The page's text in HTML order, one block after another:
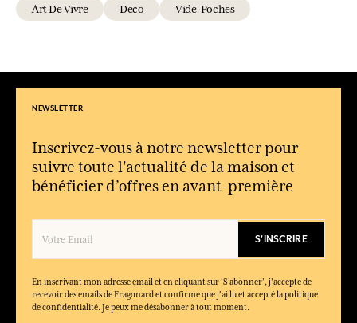
Art De Vivre Deco Vide-Poches
NEWSLETTER
Inscrivez-vous à notre newsletter pour
suivre toute l'actualité de la maison et
bénéficier d’offres en avant-première
S'INSCRIRE
En inscrivant mon adresse email et en cliquant sur ‘S’abonner’, j'accepte de
recevoir des emails de Fragonard et confirme que j'ai lu et accepté la politique
de confidentialité. Je peux me désabonner à tout moment.